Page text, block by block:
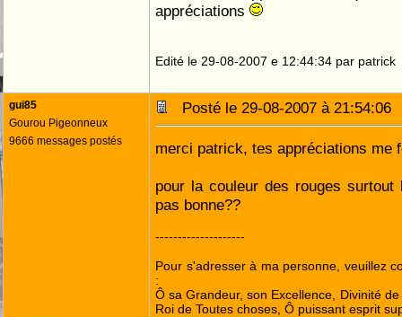
appréciations
Edité le 29-08-2007 e 12:44:34 par patrick
gui85
Gourou Pigeonneux
9666 messages postés
Posté le 29-08-2007 à
merci patrick, tes appréciations me
pour la couleur des rouges
pas bonne??
--------------------
Pour s'adresser à ma personne, veuillez
:
Ô sa Grandeur, son Excellence, Divinité
Roi de Toutes choses, Ô puissant esprit